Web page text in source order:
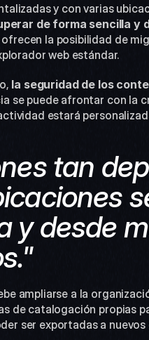
y con varias
de forma sencilla y
la posibilidad de
web estándar.
la seguridad de los
se puede afrontar con la
estará
tan
y desde
ampliarse a la
de catalogación propias
ser exportadas a